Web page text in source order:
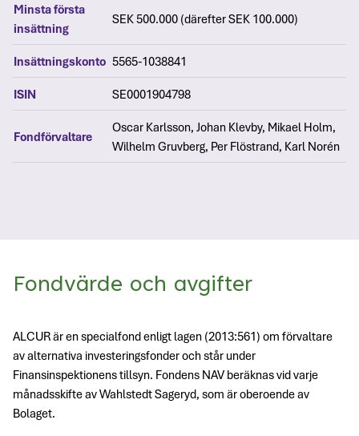
Minsta första
insättning
SEK 500.000 (därefter SEK 100.000)
Insättningskonto 5565-1038841
ISIN SE0001904798
Fondförvaltare
Oscar Karlsson, Johan Klevby, Mikael Holm,
Wilhelm Gruvberg, Per Flöstrand, Karl Norén
Fondvärde och avgifter
ALCUR är en specialfond enligt lagen (2013:561) om förvaltare
av alternativa investeringsfonder och står under
Finansinspektionens tillsyn. Fondens NAV beräknas vid varje
månadsskifte av Wahlstedt Sageryd, som är oberoende av
Bolaget.